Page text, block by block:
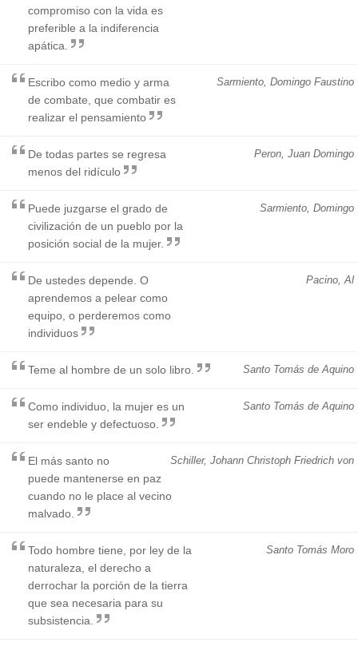
compromiso con la vida es
preferible a la indiferencia
apática.
Sarmiento, Domingo Faustino
Escribo como medio y arma
de combate, que combatir es
realizar el pensamiento
Peron, Juan Domingo
De todas partes se regresa
menos del ridículo
Sarmiento, Domingo
Puede juzgarse el grado de
civilización de un pueblo por la
posición social de la mujer.
Pacino, Al
De ustedes depende. O
aprendemos a pelear como
equipo, o perderemos como
individuos
Santo Tomás de Aquino
Teme al hombre de un solo libro.
Santo Tomás de Aquino
Como individuo, la mujer es un
ser endeble y defectuoso.
Schiller, Johann Christoph Friedrich von
El más santo no
puede mantenerse en paz
cuando no le place al vecino
malvado.
Santo Tomás Moro
Todo hombre tiene, por ley de la
naturaleza, el derecho a
derrochar la porción de la tierra
que sea necesaria para su
subsistencia.